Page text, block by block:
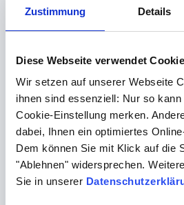
Zustimmung Details
Diese Webseite verwendet
Wir setzen auf unserer Webseite
ihnen sind essenziell: Nur so
Cookie-Einstellung merken.
dabei, Ihnen ein optimiertes
Dem können Sie mit Klick auf die
"Ablehnen" widersprechen.
Sie in unserer
Verdacht testen wir, nach
seltenen Mutationen.
Gerne stehen wir Ratsuchenden
Kassenleistung ohne
Fallwertes
Die Gen-Panel-Diagnostik ist eine
gesetzlichen Krankenkassen. Als